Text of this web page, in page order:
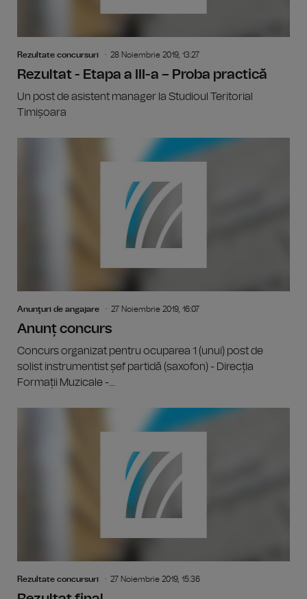
Rezultate concursuri 28 Noiembrie 2019, 13:27
Rezultat - Etapa a III-a – Proba practică
Un post de asistent manager la Studioul Teritorial
Timișoara
Anunţuri de angajare 27 Noiembrie 2019, 16:07
Anunț concurs
Concurs organizat pentru ocuparea 1 (unui) post de
solist instrumentist șef partidă (saxofon) - Direcția
Formații Muzicale -...
Rezultate concursuri 27 Noiembrie 2019, 15:36